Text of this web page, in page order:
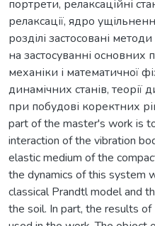
портрети, релаксаційні
релаксації, ядро
розділі застосовані
на застосуванні основних
механіки і математичної
динамічних станів,
при побудові коректних
part of the master's work is
interaction of the vibration
elastic medium of the
the dynamics of this system
classical Prandtl model and
the soil. In part, the results